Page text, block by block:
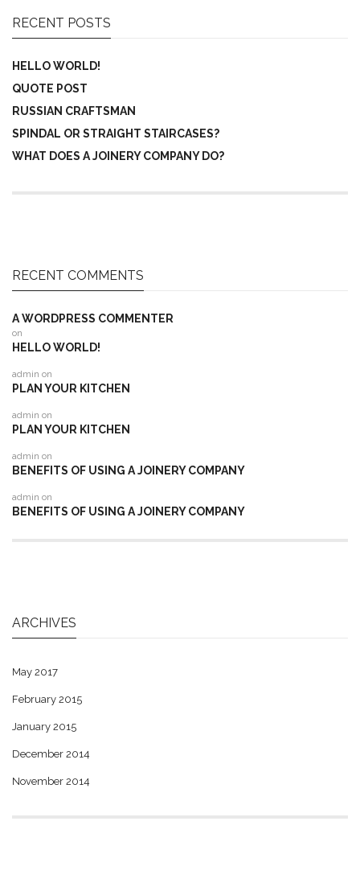
RECENT POSTS
HELLO WORLD!
QUOTE POST
RUSSIAN CRAFTSMAN
SPINDAL OR STRAIGHT STAIRCASES?
WHAT DOES A JOINERY COMPANY DO?
RECENT COMMENTS
A WORDPRESS COMMENTER
on
HELLO WORLD!
admin on
PLAN YOUR KITCHEN
admin on
PLAN YOUR KITCHEN
admin on
BENEFITS OF USING A JOINERY COMPANY
admin on
BENEFITS OF USING A JOINERY COMPANY
ARCHIVES
May 2017
February 2015
January 2015
December 2014
November 2014